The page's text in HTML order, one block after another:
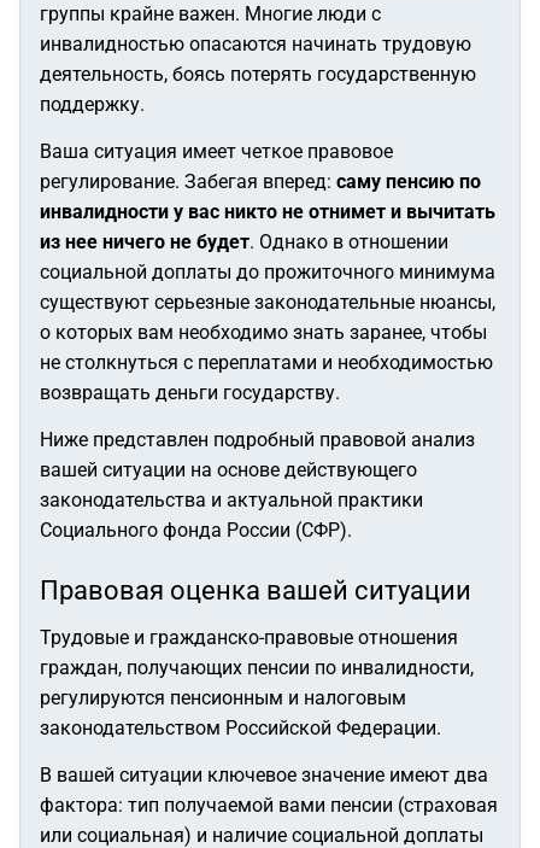
группы крайне важен. Многие люди с
инвалидностью опасаются начинать трудовую
деятельность, боясь потерять государственную
поддержку.
Ваша ситуация имеет четкое правовое
регулирование. Забегая вперед: саму пенсию по
инвалидности у вас никто не отнимет и вычитать
из нее ничего не будет. Однако в отношении
социальной доплаты до прожиточного минимума
существуют серьезные законодательные нюансы,
о которых вам необходимо знать заранее, чтобы
не столкнуться с переплатами и необходимостью
возвращать деньги государству.
Ниже представлен подробный правовой анализ
вашей ситуации на основе действующего
законодательства и актуальной практики
Социального фонда России (СФР).
Правовая оценка вашей ситуации
Трудовые и гражданско-правовые отношения
граждан, получающих пенсии по инвалидности,
регулируются пенсионным и налоговым
законодательством Российской Федерации.
В вашей ситуации ключевое значение имеют два
фактора: тип получаемой вами пенсии (страховая
или социальная) и наличие социальной доплаты